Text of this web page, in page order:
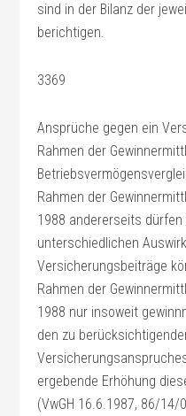
sind in der Bilanz der
berichtigen.
3369
Ansprüche gegen ein
Rahmen der
Rahmen der
1988 andererseits dürfen
unterschiedlichen
Versicherungsbeiträge
Rahmen der
1988 nur insoweit
den zu
ergebende Erhöhung
(VwGH 16.6.1987, 86/14/